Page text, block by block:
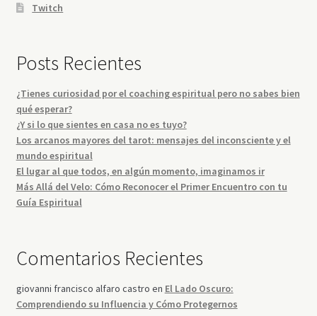
Twitch
Posts Recientes
¿Tienes curiosidad por el coaching espiritual pero no sabes bien
qué esperar?
¿Y si lo que sientes en casa no es tuyo?
Los arcanos mayores del tarot: mensajes del inconsciente y el
mundo espiritual
El lugar al que todos, en algún momento, imaginamos ir
Más Allá del Velo: Cómo Reconocer el Primer Encuentro con tu
Guía Espiritual
Comentarios Recientes
giovanni francisco alfaro castro en El Lado Oscuro:
Comprendiendo su Influencia y Cómo Protegernos